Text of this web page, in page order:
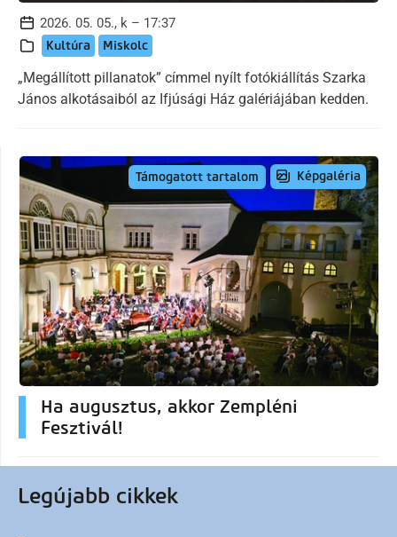
2026. 05. 05., k – 17:37
Kultúra Miskolc
„Megállított pillanatok” címmel nyílt fotókiállítás Szarka
János alkotásaiból az Ifjúsági Ház galériájában kedden.
Támogatott tartalom Képgaléria
Ha augusztus, akkor Zempléni
Fesztivál!
Legújabb cikkek